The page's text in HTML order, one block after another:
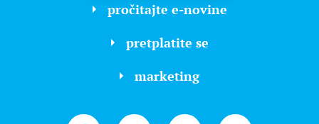
pročitajte e-novine
pretplatite se
marketing